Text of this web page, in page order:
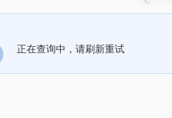
正在查询中，请刷新重试